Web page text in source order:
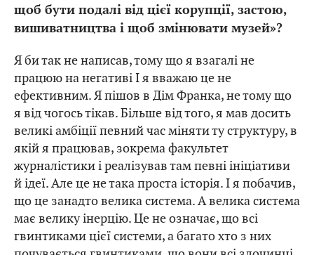
щоб бути подалі від цієї корупції, застою,
вишиватництва і щоб змінювати музей»?
Я би так не написав, тому що я взагалі не
працюю на негативі І я вважаю це не
ефективним. Я пішов в Дім Франка, не тому що
я від чогось тікав. Більше від того, я мав досить
великі амбіції певний час міняти ту структуру, в
якій я працював, зокрема факультет
журналістики і реалізував там певні ініціативи
й ідеї. Але це не така проста історія. І я побачив,
що це занадто велика система. А велика система
має велику інерцію. Це не означає, що всі
гвинтиками цієї системи, а багато хто з них